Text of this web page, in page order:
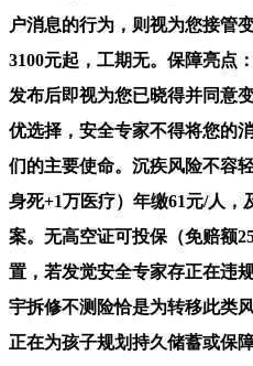
户消息的行为，则视为您接管
3100元起，工期无。保障亮点
发布后即视为您已晓得并同意
优选择，安全专家不得将您的
们的主要使命。沉疾风险不容
身死+1万医疗）年缴61元/人，
案。无高空证可投保（免赔额
置，若发觉安全专家存正在违
宇拆修不测险恰是为转移此类
正在为孩子规划持久储蓄或保